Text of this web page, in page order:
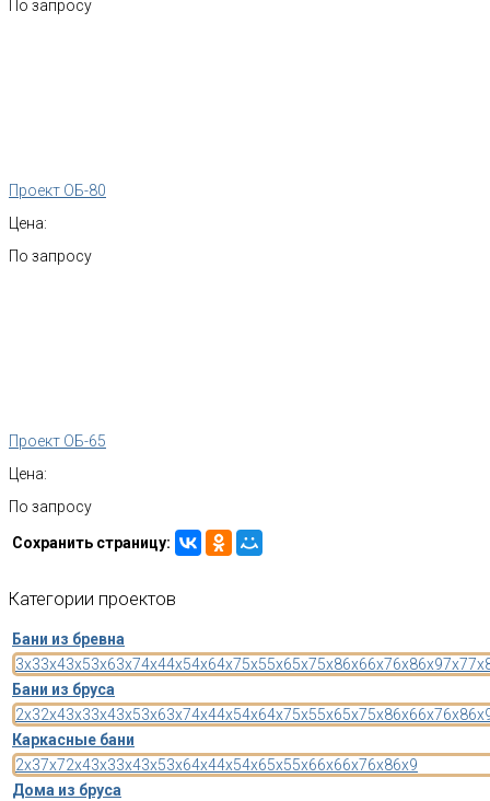
По запросу
Проект ОБ-80
Цена:
По запросу
Проект ОБ-65
Цена:
По запросу
Сохранить страницу:
Категории проектов
Бани из бревна
3x33x43x53x63x74x44x54x64x75x55x65x75x86x66x76x86x97x7
Бани из бруса
2x32x43x33x43x53x63x74x44x54x64x75x55x65x75x86x66x76x8
Каркасные бани
2x37x72x43x33x43x53x64x44x54x65x55x66x66x76x86x9
Дома из бруса